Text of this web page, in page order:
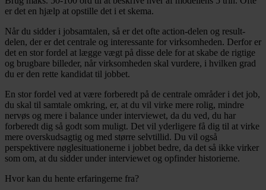
er det en hjælp at opstille det i et skema.
Når du sidder i jobsamtalen, så er det ofte action-delen og result-
delen, der er det centrale og interessante for virksomheden. Derfor er
det en stor fordel at lægge vægt på disse dele for at skabe de rigtige
og brugbare billeder, når virksomheden skal vurdere, i hvilken grad
du er den rette kandidat til jobbet.
En stor fordel ved at være forberedt på de centrale områder i det job,
du skal til samtale omkring, er, at du vil virke mere rolig, mindre
nervøs og mere i balance under interviewet, da du ved, du har
forberedt dig så godt som muligt. Det vil yderligere få dig til at virke
mere overskudsagtig og med større selvtillid. Du vil også
perspektivere nøglesituationerne i jobbet bedre, da det så ikke virker
som om, at du sidder under interviewet og opfinder historierne.
Hvor kan du hente erfaringerne fra?